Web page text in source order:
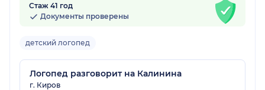
Стаж 41 год
Документы проверены
детский логопед
Логопед разговорит на Калинина
г. Киров